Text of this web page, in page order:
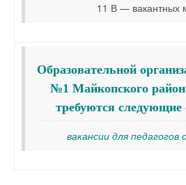
11 В — вакантных
Образовательной
№1 Майкопского
требуются следующие
вакансии для